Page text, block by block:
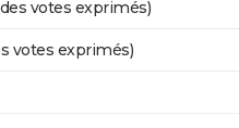
votes exprimés)
votes exprimés)